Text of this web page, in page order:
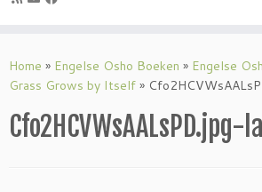
naar
inhoud
Home » Engelse Osho Boeken » Engelse
Grass Grows by Itself »
Cfo2HCVWsAALsPD.jpg-